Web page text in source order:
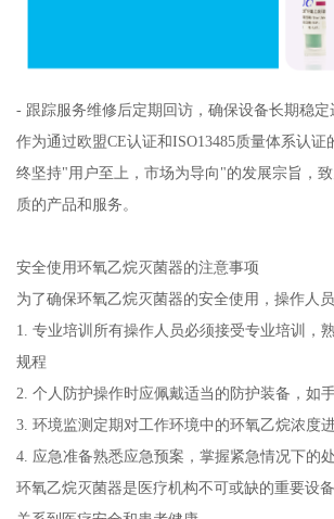
- 跟踪服务维修后定期回访，确保设备长期稳定
作为通过欧盟CE认证和ISO13485质量体系认
终坚持"用户至上，市场为导向"的发展宗旨，
质的产品和服务。
安全使用环氧乙烷灭菌器的注意事项
为了确保环氧乙烷灭菌器的安全使用，操作人
1. 专业培训所有操作人员必须接受专业培训，
规程
2. 个人防护操作时应佩戴适当的防护装备，如
3. 环境监测定期对工作环境中的环氧乙烷浓度
4. 应急准备熟悉应急预案，掌握紧急情况下的
环氧乙烷灭菌器是医疗机构不可或缺的重要设